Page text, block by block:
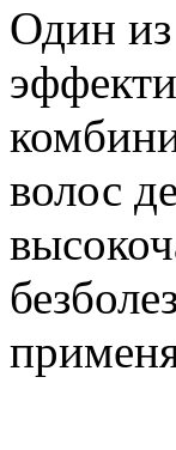
Один
волос